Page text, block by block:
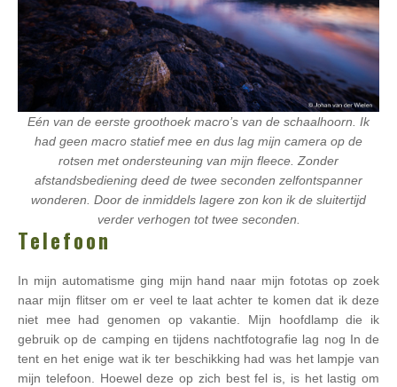
Eén van de eerste groothoek macro’s van de schaalhoorn. Ik
had geen macro statief mee en dus lag mijn camera op de
rotsen met ondersteuning van mijn fleece. Zonder
afstandsbediening deed de twee seconden zelfontspanner
wonderen. Door de inmiddels lagere zon kon ik de sluitertijd
verder verhogen tot twee seconden.
Telefoon
In mijn automatisme ging mijn hand naar mijn fototas op zoek
naar mijn flitser om er veel te laat achter te komen dat ik deze
niet mee had genomen op vakantie. Mijn hoofdlamp die ik
gebruik op de camping en tijdens nachtfotografie lag nog In de
tent en het enige wat ik ter beschikking had was het lampje van
mijn telefoon. Hoewel deze op zich best fel is, is het lastig om